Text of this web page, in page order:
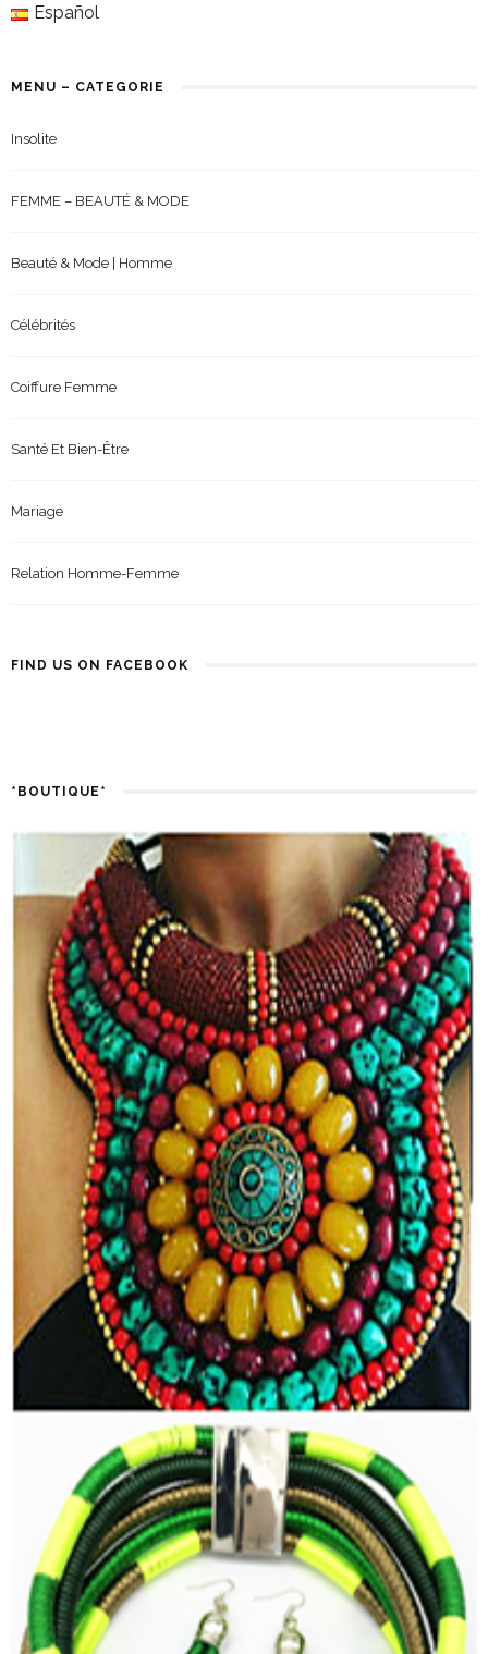
Español
MENU – CATEGORIE
Insolite
FEMME – BEAUTÉ & MODE
Beauté & Mode | Homme
Célébrités
Coiffure Femme
Santé Et Bien-Être
Mariage
Relation Homme-Femme
FIND US ON FACEBOOK
*BOUTIQUE*